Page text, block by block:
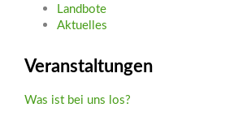
Landbote
Aktuelles
Veranstaltungen
Was ist bei uns los?